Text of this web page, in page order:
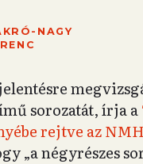
NAGY
sorozatát, írja a
rejtve az
„a négyrészes